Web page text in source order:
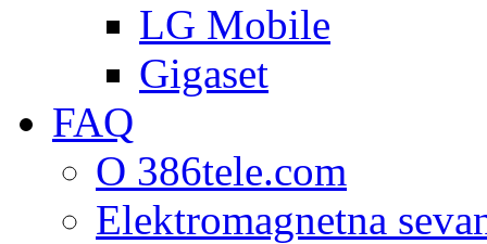
LG Mobile
Gigaset
FAQ
O 386tele.com
Elektromagnetna